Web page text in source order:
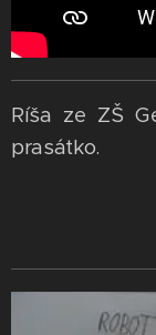
Ríša ze ZŠ
prasátko.